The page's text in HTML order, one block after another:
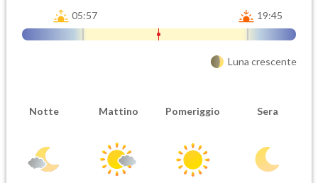
05:57 19:45
Luna crescente
Notte Mattino Pomeriggio Sera